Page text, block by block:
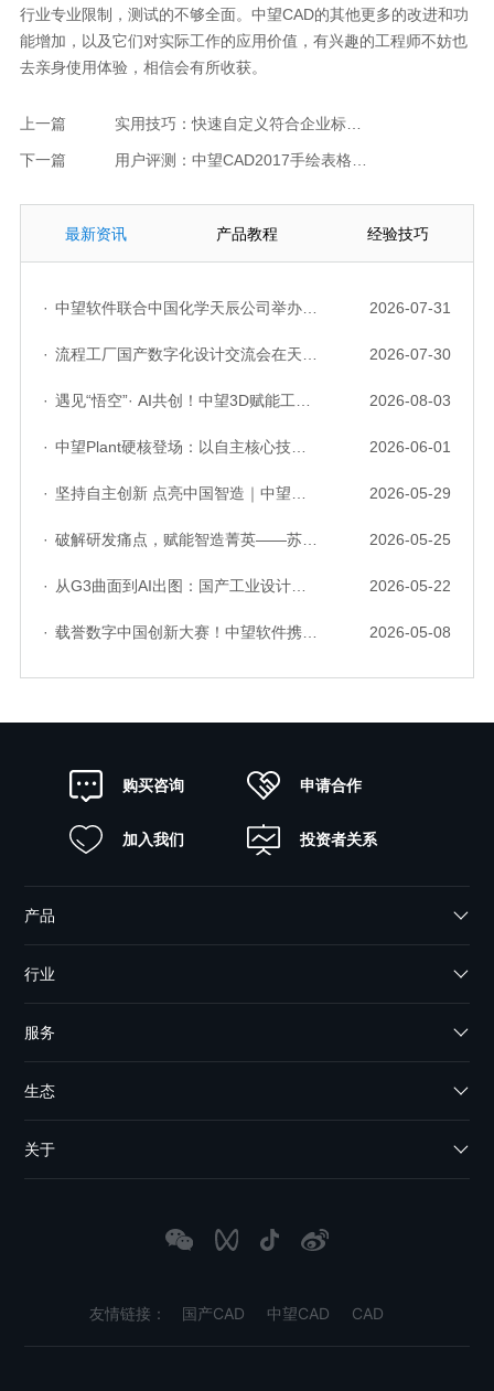
行业专业限制，测试的不够全面。中望CAD的其他更多的改进和功
能增加，以及它们对实际工作的应用价值，有兴趣的工程师不妨也
去亲身使用体验，相信会有所收获。
上一篇 实用技巧：快速自定义符合企业标准的标题栏
下一篇 用户评测：中望CAD2017手绘表格导出精确、效率高
最新资讯 产品教程 经验技巧
· 中望软件联合中国化学天辰公司举办“走进标杆企业”研讨会，共探流程工业数字化创新实践 2026-07-31
· 流程工厂国产数字化设计交流会在天津召开，中望自主CAD底座助力行业数字化转型实践获广泛关注 2026-07-30
· 遇见“悟空”· AI共创！中望3D赋能工业设计国产化与AI创新升级 2026-08-03
· 中望Plant硬核登场：以自主核心技术，破解流程工业数据一致性与协同困境 2026-06-01
· 坚持自主创新 点亮中国智造｜中望软件亮相第十届中国网络版权保护与发展大会 2026-05-29
· 破解研发痛点，赋能智造菁英——苏州研发菁英 CTO 成长营暨高级人才认证启动会圆满落幕 2026-05-25
· 从G3曲面到AI出图：国产工业设计软件的硬实力到底怎么样了？ 2026-05-22
· 载誉数字中国创新大赛！中望软件携手三家伙伴，斩获信创赛道多项大奖 2026-05-08
购买咨询 申请合作
加入我们 投资者关系
产品
行业
服务
生态
关于
友情链接： 国产CAD 中望CAD CAD